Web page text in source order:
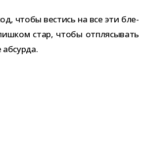
чтобы вестись на все эти бле­
стар, чтобы отпля­сы­вать
абсурда.